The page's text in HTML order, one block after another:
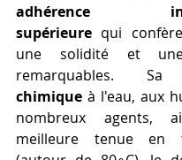
adhérence
supérieure qui
une solidité et
remarquables.
chimique à l'eau, aux
nombreux agents,
meilleure tenue en